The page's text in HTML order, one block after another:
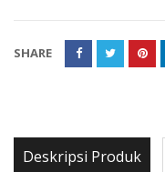
SHARE
Deskripsi Produk